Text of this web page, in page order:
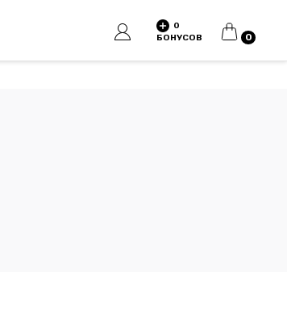
0
БОНУСОВ
КОРЗИНА
0